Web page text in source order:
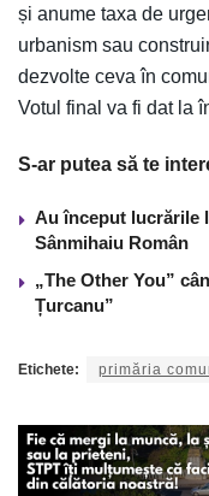
și anume taxa de
urbanism sau
dezvolte ceva în
Votul final va fi dat la
S-ar putea să te
Au început lucrările
Sânmihaiu Român
„The Other You”
Țurcanu”
Etichete: primăria